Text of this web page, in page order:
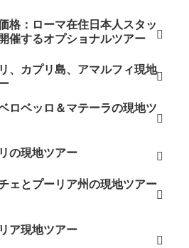
格：ローマ在住日本人スタッ
催するオプショナルツアー
、カプリ島、アマルフィ現地
ロベッロ＆マテーラの現地ツ
の現地ツアー
ェとプーリア州の現地ツアー
ア現地ツアー